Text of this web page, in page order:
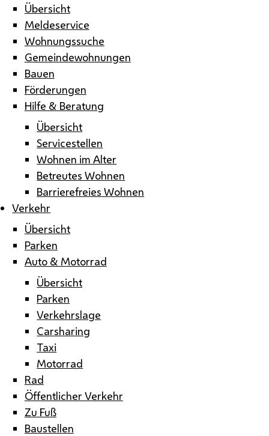
Übersicht
Meldeservice
Wohnungssuche
Gemeindewohnungen
Bauen
Förderungen
Hilfe & Beratung
Übersicht
Servicestellen
Wohnen im Alter
Betreutes Wohnen
Barrierefreies Wohnen
Verkehr
Übersicht
Parken
Auto & Motorrad
Übersicht
Parken
Verkehrslage
Carsharing
Taxi
Motorrad
Rad
Öffentlicher Verkehr
Zu Fuß
Baustellen